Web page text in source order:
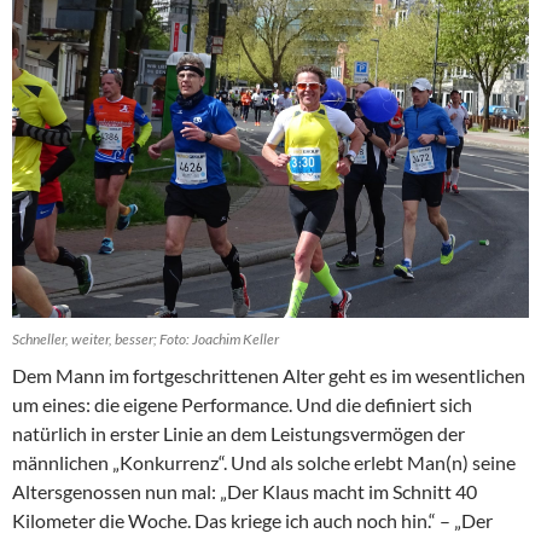
Schneller, weiter, besser; Foto: Joachim Keller
Dem Mann im fortgeschrittenen Alter geht es im wesentlichen
um eines: die eigene Performance. Und die definiert sich
natürlich in erster Linie an dem Leistungsvermögen der
männlichen „Konkurrenz“. Und als solche erlebt Man(n) seine
Altersgenossen nun mal: „Der Klaus macht im Schnitt 40
Kilometer die Woche. Das kriege ich auch noch hin.“ – „Der